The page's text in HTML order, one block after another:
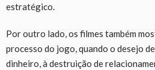
estratégico.
Por outro lado, os filmes também
processo do jogo, quando o desejo
dinheiro, à destruição de